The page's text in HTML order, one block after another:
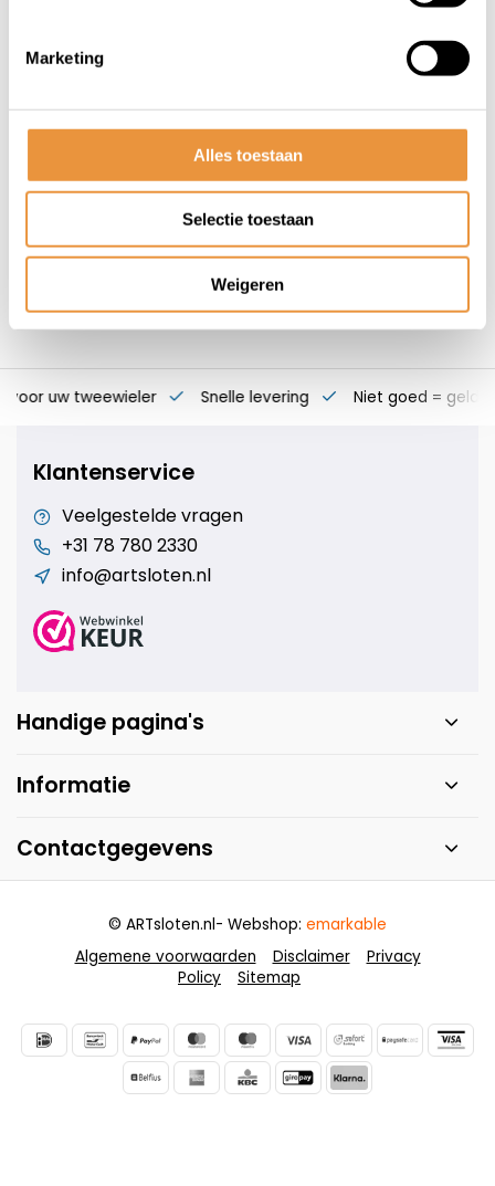
Marketing
Alles toestaan
Selectie toestaan
Weigeren
Ã˜31.8mm / 440mm - mat
65,95
voor uw tweewieler Snelle levering Niet goed = geld
Klantenservice
Veelgestelde vragen
+31 78 780 2330
info@artsloten.nl
Handige pagina's
Informatie
Contactgegevens
Algemene voorwaarden Disclaimer
Privacy
Policy
Sitemap
© ARTsloten.nl- Webshop: emarkable